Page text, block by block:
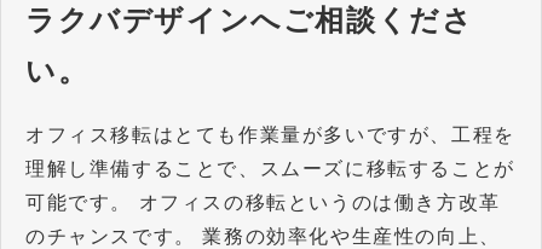
ラクバデザインへご相談くださ
い。
オフィス移転はとても作業量が多いですが、工程を
理解し準備することで、スムーズに移転することが
可能です。 オフィスの移転というのは働き方改革
のチャンスです。 業務の効率化や生産性の向上、